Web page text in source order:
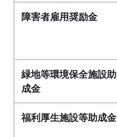
障害者雇用奨励金
緑地等環境保全施設助
成金
福利厚生施設等助成金